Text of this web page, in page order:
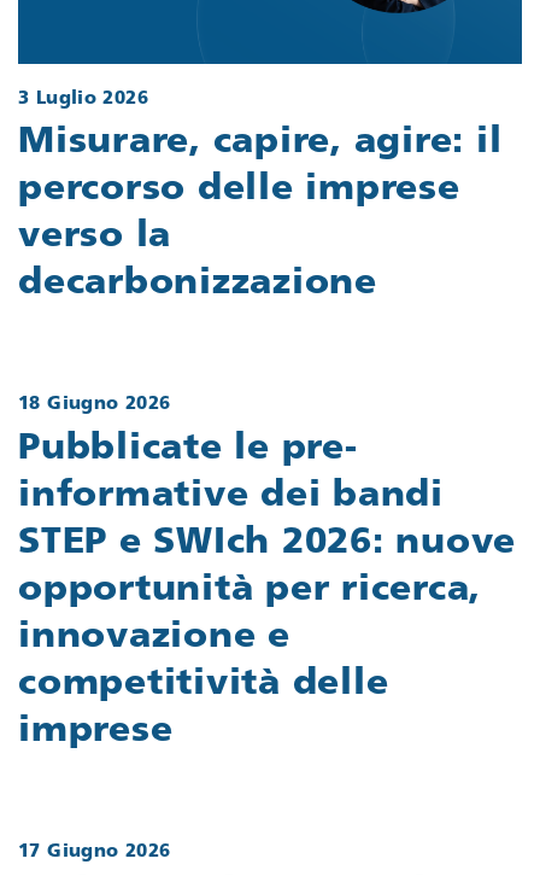
3 Luglio 2026
Misurare, capire, agire: il
percorso delle imprese
verso la
decarbonizzazione
18 Giugno 2026
Pubblicate le pre-
informative dei bandi
STEP e SWIch 2026: nuove
opportunità per ricerca,
innovazione e
competitività delle
imprese
17 Giugno 2026